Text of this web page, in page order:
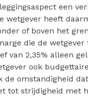
een
wetgever heeft
of boven het
die de wetgever
van 2,35% alleen
ook
de omstandigheid
tot strijdigheid met